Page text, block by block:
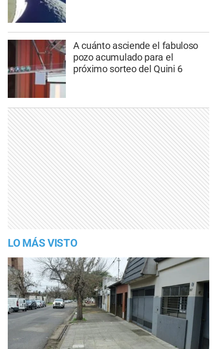
A cuánto asciende el fabuloso
pozo acumulado para el
próximo sorteo del Quini 6
LO MÁS VISTO